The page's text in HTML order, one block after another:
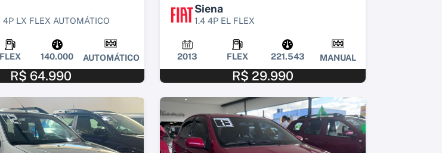
4P LX FLEX AUTOMÁTICO
FLEX 140.000 AUTOMÁTICO
R$ 64.990
Siena
1.4 4P EL FLEX
2013 FLEX 221.543 MANUAL
R$ 29.990